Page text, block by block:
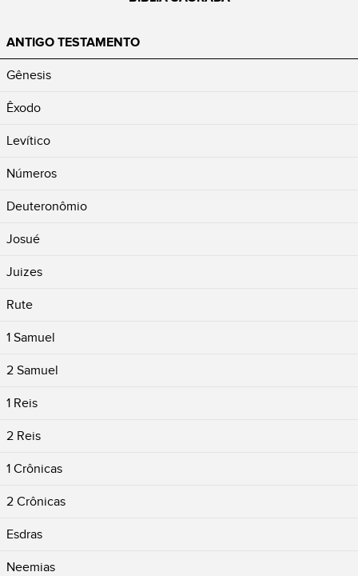
ANTIGO TESTAMENTO
Gênesis
Êxodo
Levítico
Números
Deuteronômio
Josué
Juizes
Rute
1 Samuel
2 Samuel
1 Reis
2 Reis
1 Crônicas
2 Crônicas
Esdras
Neemias